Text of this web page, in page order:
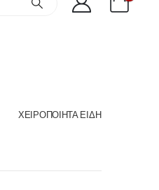
ΧΕΙΡΟΠΟΊΗΤΑ ΕΊΔΗ